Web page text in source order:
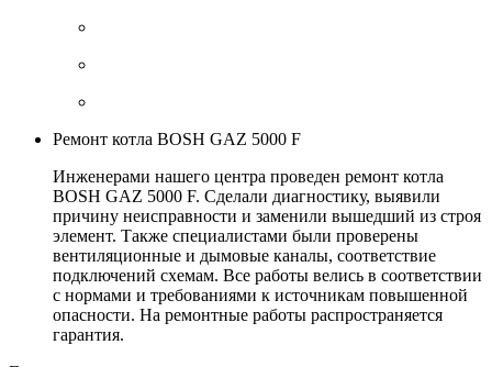
Ремонт котла BOSH GAZ 5000 F
Инженерами нашего центра проведен ремонт котла
BOSH GAZ 5000 F. Сделали диагностику, выявили
причину неисправности и заменили вышедший из строя
элемент. Также специалистами были проверены
вентиляционные и дымовые каналы, соответствие
подключений схемам. Все работы велись в соответствии
с нормами и требованиями к источникам повышенной
опасности. На ремонтные работы распространяется
гарантия.